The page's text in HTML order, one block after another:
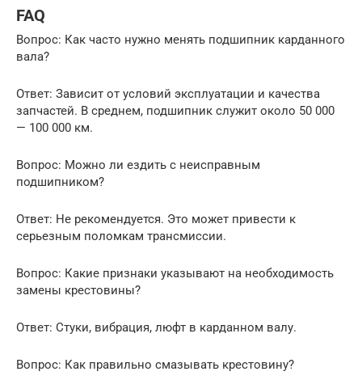
FAQ
Вопрос: Как часто нужно менять подшипник карданного
вала?
Ответ: Зависит от условий эксплуатации и качества
запчастей. В среднем, подшипник служит около 50 000
— 100 000 км.
Вопрос: Можно ли ездить с неисправным
подшипником?
Ответ: Не рекомендуется. Это может привести к
серьезным поломкам трансмиссии.
Вопрос: Какие признаки указывают на необходимость
замены крестовины?
Ответ: Стуки, вибрация, люфт в карданном валу.
Вопрос: Как правильно смазывать крестовину?